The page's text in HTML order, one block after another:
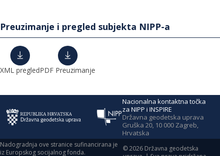
Preuzimanje i pregled subjekta NIPP-a
XML pregledPDF Preuzimanje
Nacionalna kontaktna točka
za NIPP i INSPIRE
Državna geodetska uprava
Gruška 20, 10 000 Zagreb,
Hrvatska
Nadogradnja ove stranice sufinancirana je
iz Europskog socijalnog fonda.
©2026 Državna geodetska